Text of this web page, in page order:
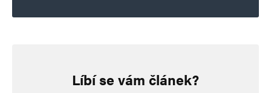
Vaše e-mailová adresa nebude zveřejněna. Vyžadované informace jsou
Líbí se vám článek?